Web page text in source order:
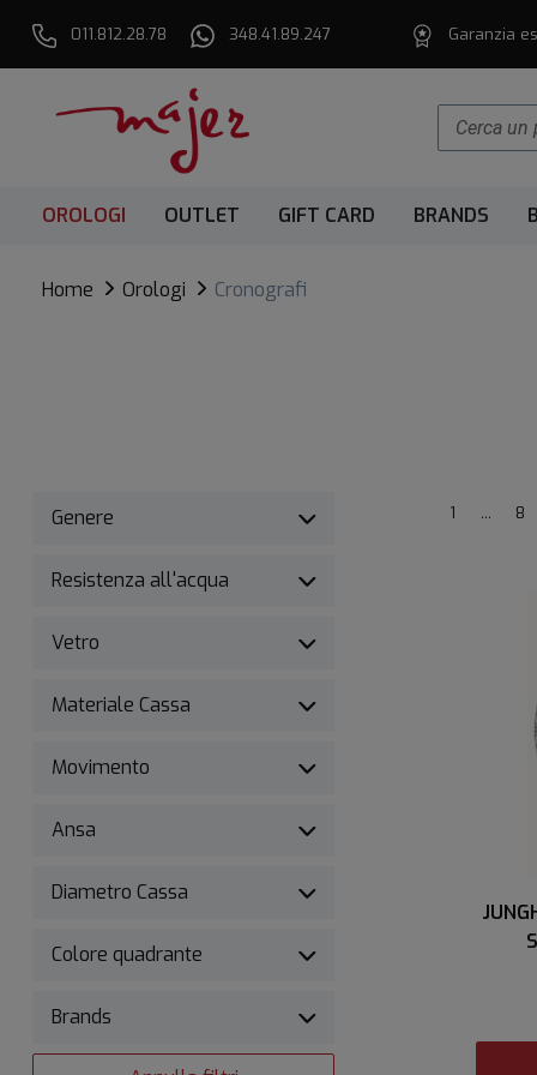
011.812.28.78 348.41.89.247 Garanzia
OROLOGI OUTLET GIFT CARD BRANDS
Home Orologi Cronografi
Genere
Resistenza all'acqua
Vetro
Materiale Cassa
Movimento
Ansa
Diametro Cassa
Colore quadrante
Brands
1 ... 8